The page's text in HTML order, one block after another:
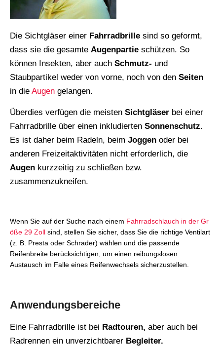
Die Sichtgläser einer Fahrradbrille sind so geformt,
dass sie die gesamte Augenpartie schützen. So
können Insekten, aber auch Schmutz- und
Staubpartikel weder von vorne, noch von den Seiten
in die Augen gelangen.
Überdies verfügen die meisten Sichtgläser bei einer
Fahrradbrille über einen inkludierten Sonnenschutz.
Es ist daher beim Radeln, beim Joggen oder bei
anderen Freizeitaktivitäten nicht erforderlich, die
Augen kurzzeitig zu schließen bzw.
zusammenzukneifen.
Wenn Sie auf der Suche nach einem Fahrradschlauch in der Gr
öße 29 Zoll sind, stellen Sie sicher, dass Sie die richtige Ventilart
(z. B. Presta oder Schrader) wählen und die passende
Reifenbreite berücksichtigen, um einen reibungslosen
Austausch im Falle eines Reifenwechsels sicherzustellen.
Anwendungsbereiche
Eine Fahrradbrille ist bei Radtouren, aber auch bei
Radrennen ein unverzichtbarer Begleiter.